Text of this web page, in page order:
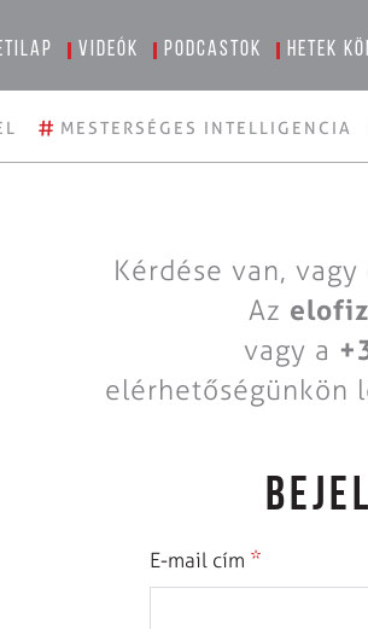
Videók Podcastok Hetek
# MESTERSÉGES INTELLIGENCIA
Kérdése van,
Az
vagy a
elérhetőségünkön
E-mail cím *